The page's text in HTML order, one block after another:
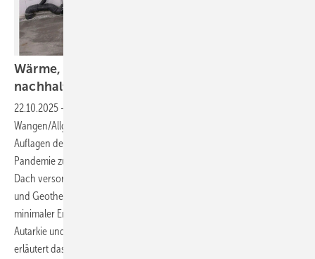
Wärme, Kälte, Wasser und Strom – vorsätzlich
nachhaltig
22.10.2025 -
Wangen/Allgäu wird von einem privaten Investor erworben und trotz
Auflagen des Denkmalschutzes sowie Lieferengpässen während der
Pandemie zu einem Vorzeigeprojekt umgebaut. Regenwasser vom
Dach versorgt die WC-­Spülung, Photovoltaik die Elektroinstallation
und Geothermie den Wärme- und Kühlbedarf. Das Ergebnis:
minimaler Energiebedarf, stabile Nebenkosten, maximaler Grad an
Autarkie und langfristige Versorgungssicherheit. Klaus W. König
erläutert das Konzept und die technische